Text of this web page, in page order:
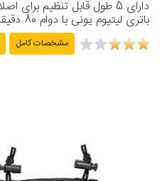
باتری لیتیوم یونی با دوام 80 دقیقه ای
مشخصات کامل
لوازم خانگی برقی
لوازم شخصی برقی